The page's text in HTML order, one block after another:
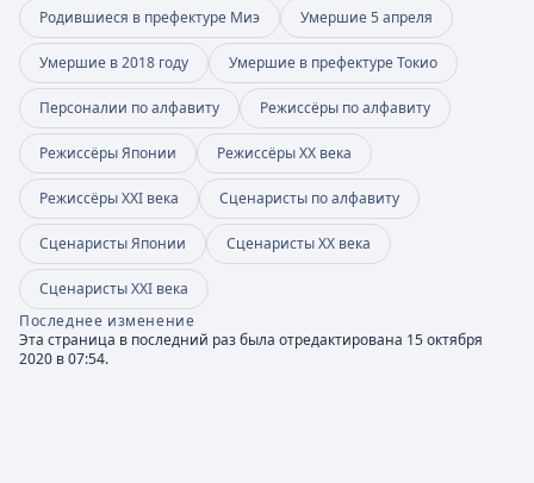
Родившиеся в префектуре Миэ Умершие 5 апреля
Умершие в 2018 году Умершие в префектуре Токио
Персоналии по алфавиту Режиссёры по алфавиту
Режиссёры Японии Режиссёры XX века
Режиссёры XXI века Сценаристы по алфавиту
Сценаристы Японии Сценаристы XX века
Сценаристы XXI века
Последнее изменение
Эта страница в последний раз была отредактирована 15 октября
2020 в 07:54.